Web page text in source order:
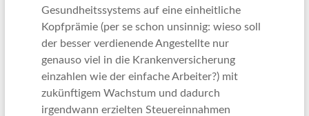
Gesundheitssystems auf eine einheitliche
Kopfprämie (per se schon unsinnig: wieso soll
der besser verdienende Angestellte nur
genauso viel in die Krankenversicherung
einzahlen wie der einfache Arbeiter?) mit
zukünftigem Wachstum und dadurch
irgendwann erzielten Steuereinnahmen